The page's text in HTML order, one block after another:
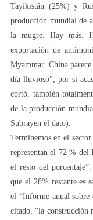
Tayikistán (25%) y
producción mundial de
la mugre. Hay más.
exportación de
Myammar. China
día lluvioso”, por si
cortó, también
de la producción
Subrayen el dato).
Terminemos en el
representan el 72 %
el resto del
que el 28% restante es
el “Informe anual
citado, “la construcción